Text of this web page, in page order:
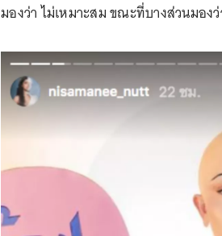
มองว่า ไม่เหมาะสม ขณะที่บางส่วนมอ